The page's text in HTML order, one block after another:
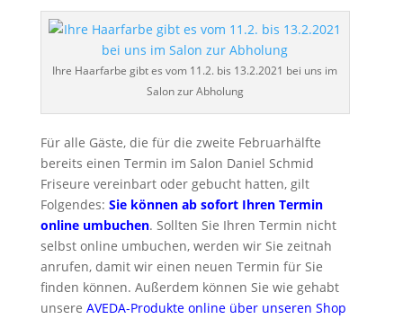
Ihre Haarfarbe gibt es vom 11.2. bis 13.2.2021 bei uns im
Salon zur Abholung
Für alle Gäste, die für die zweite Februarhälfte
bereits einen Termin im Salon Daniel Schmid
Friseure vereinbart oder gebucht hatten, gilt
Folgendes: Sie können ab sofort Ihren Termin
online umbuchen. Sollten Sie Ihren Termin nicht
selbst online umbuchen, werden wir Sie zeitnah
anrufen, damit wir einen neuen Termin für Sie
finden können. Außerdem können Sie wie gehabt
unsere AVEDA-Produkte online über unseren Shop